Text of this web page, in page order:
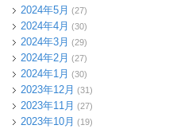
2024年5月 (27)
2024年4月 (30)
2024年3月 (29)
2024年2月 (27)
2024年1月 (30)
2023年12月 (31)
2023年11月 (27)
2023年10月 (19)